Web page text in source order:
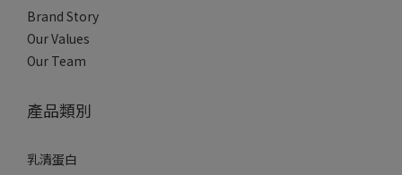
Brand Story
Our Values
Our Team
產品類別
乳清蛋白